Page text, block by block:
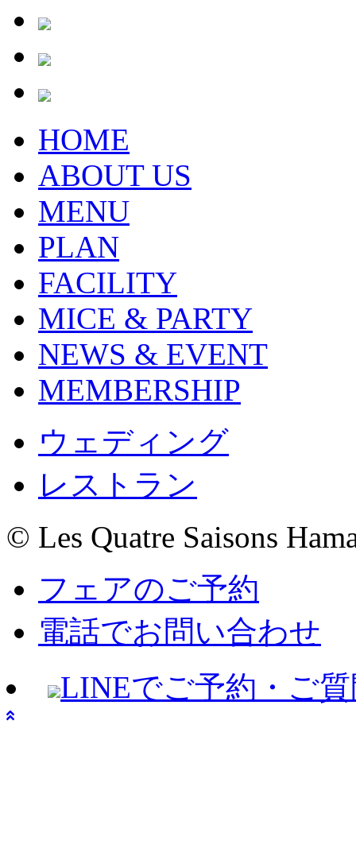
HOME
ABOUT US
MENU
PLAN
FACILITY
MICE & PARTY
NEWS & EVENT
MEMBERSHIP
ウェディング
レストラン
© Les Quatre Saisons
フェアのご予約
電話でお問い合わせ
LINEでご予約・ご